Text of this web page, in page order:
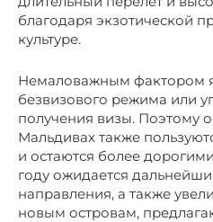
благодаря экзотической
культуре.
Немаловажным фактором
безвизового режима или
получения визы. Поэтому
Мальдивах также
и остаются более
году ожидается
направления, а также
новым островам,